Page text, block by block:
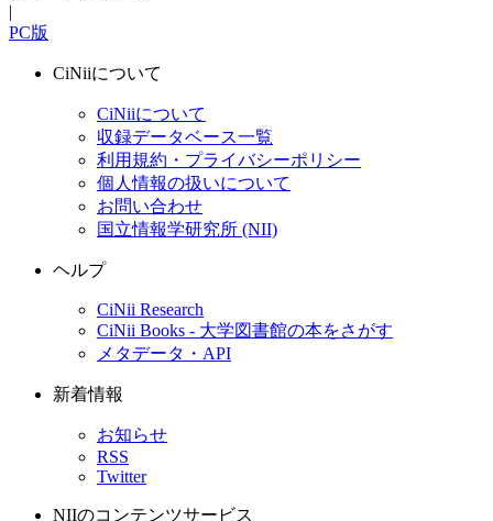
|
PC版
CiNiiについて
CiNiiについて
収録データベース一覧
利用規約・プライバシーポリシー
個人情報の扱いについて
お問い合わせ
国立情報学研究所 (NII)
ヘルプ
CiNii Research
CiNii Books - 大学図書館の本をさがす
メタデータ・API
新着情報
お知らせ
RSS
Twitter
NIIのコンテンツサービス